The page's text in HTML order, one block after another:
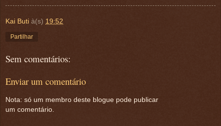
Kai Buti à(s) 19:52
Partilhar
Sem comentários:
Enviar um comentário
Nota: só um membro deste blogue pode publicar
um comentário.